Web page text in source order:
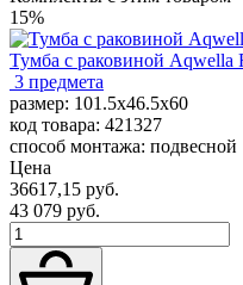
15%
Тумба с раковиной Aqwella
3 предмета
размер: 101.5x46.5x60
код товара: 421327
способ монтажа: подвесной
Цена
36617,15 руб.
43 079 руб.